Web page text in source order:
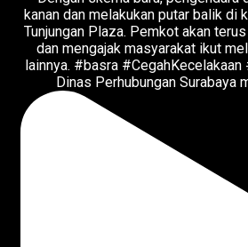
Dinas Perhubungan Surabaya